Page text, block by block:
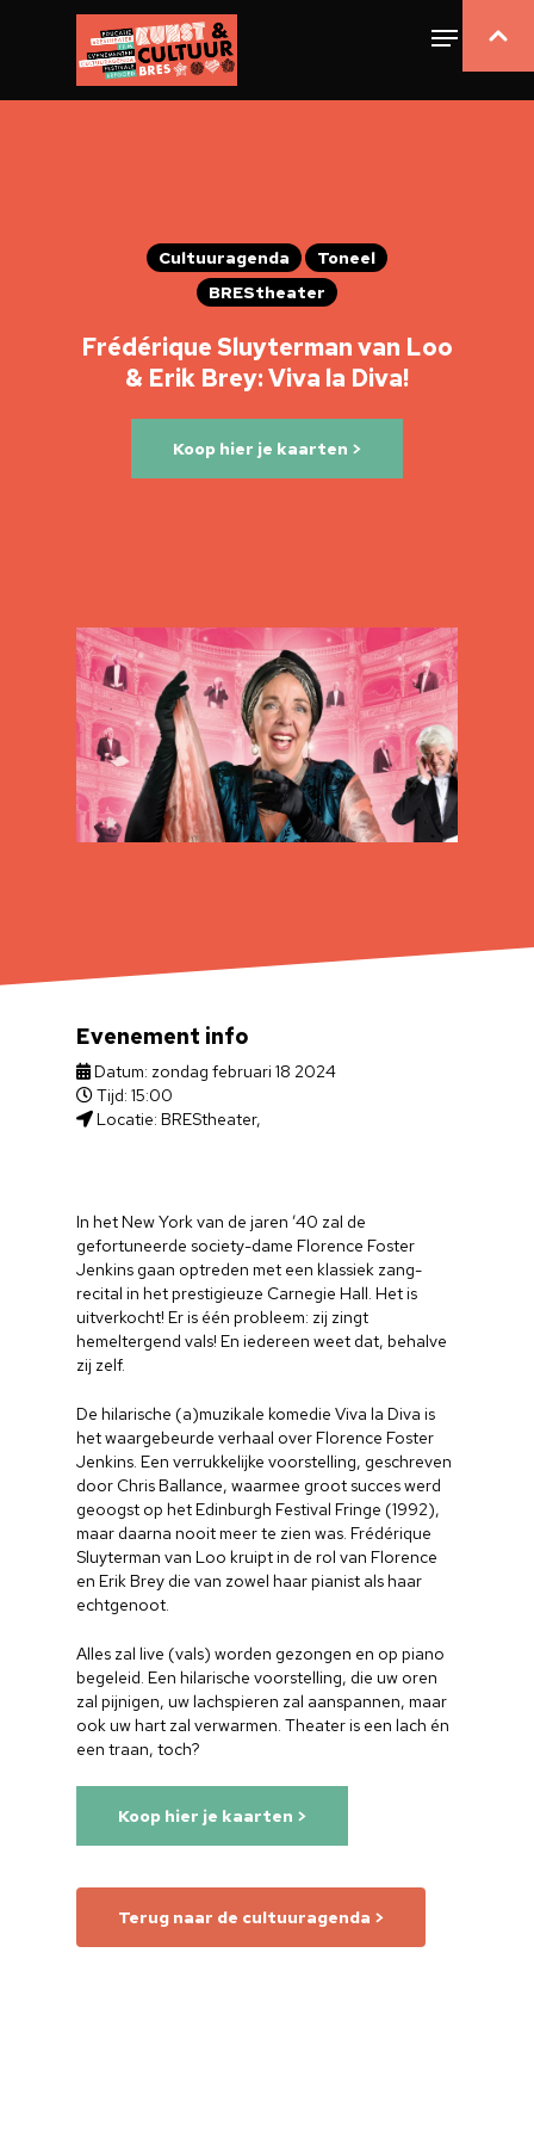
Cultuuragenda
Toneel
BREStheater
Frédérique Sluyterman van Loo
& Erik Brey: Viva la Diva!
Koop hier je kaarten >
In het New York van de jaren ’40 zal de
gefortuneerde society-dame Florence Foster
Jenkins gaan optreden met een klassiek zang-
recital in het prestigieuze Carnegie Hall. Het is
uitverkocht! Er is één probleem: zij zingt
hemeltergend vals! En iedereen weet dat, behalve
zij zelf.
De hilarische (a)muzikale komedie Viva la Diva is
het waargebeurde verhaal over Florence Foster
Jenkins. Een verrukkelijke voorstelling, geschreven
door Chris Ballance, waarmee groot succes werd
geoogst op het Edinburgh Festival Fringe (1992),
maar daarna nooit meer te zien was. Frédérique
Sluyterman van Loo kruipt in de rol van Florence
en Erik Brey die van zowel haar pianist als haar
echtgenoot.
Alles zal live (vals) worden gezongen en op piano
begeleid. Een hilarische voorstelling, die uw oren
zal pijnigen, uw lachspieren zal aanspannen, maar
ook uw hart zal verwarmen. Theater is een lach én
een traan, toch?
Koop hier je kaarten >
Terug naar de cultuuragenda >
Evenement info
Datum: zondag februari 18 2024
Tijd: 15:00
Locatie: BREStheater,